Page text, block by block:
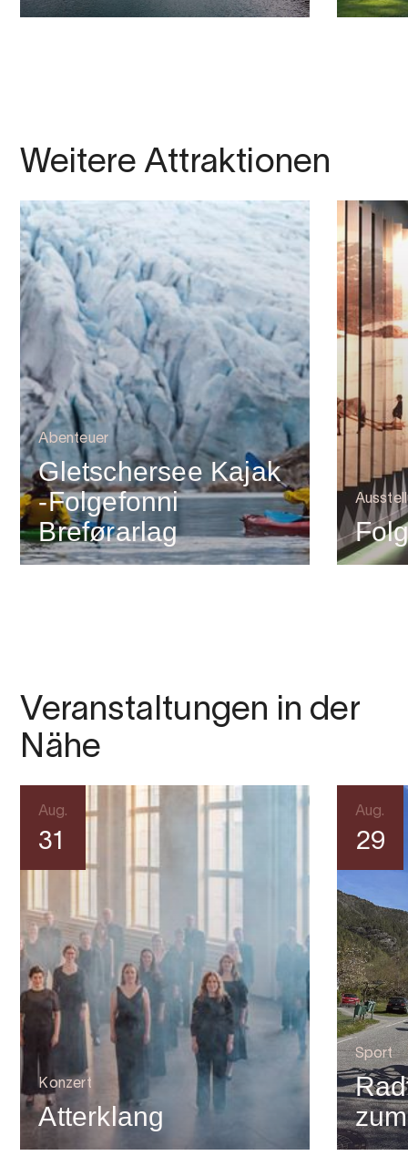
Weitere Attraktionen
Abenteuer
Gletschersee Kajak
-Folgefonni
Breførarlag
Veranstaltungen in der
Nähe
Aug.
31
Konzert
Atterklang
Aug.
29
Sport